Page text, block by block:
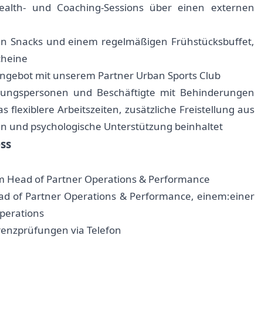
und Coaching-Sessions über einen externen
Snacks und einem regelmäßigen Frühstücksbuffet,
mit unserem Partner Urban Sports Club
und Beschäftigte mit Behinderungen
flexiblere Arbeitszeiten, zusätzliche Freistellung aus
und psychologische Unterstützung beinhaltet
Head of Partner Operations & Performance
of Partner Operations & Performance, einem:einer
via Telefon